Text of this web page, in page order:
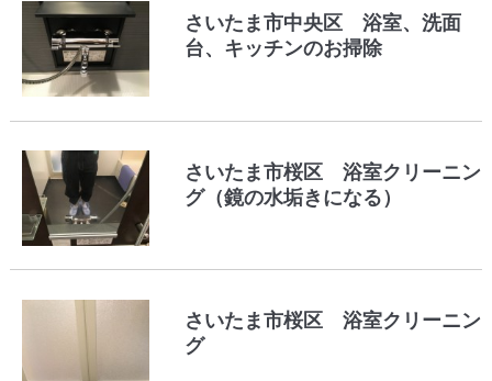
さいたま市中央区 浴室、洗面
台、キッチンのお掃除
さいたま市桜区 浴室クリーニン
グ（鏡の水垢きになる）
さいたま市桜区 浴室クリーニン
グ